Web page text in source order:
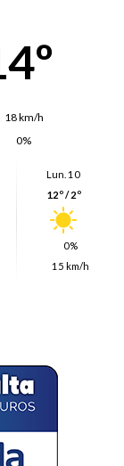
18 km/h
0%
Lun. 10
12º / 2º
0%
15 km/h